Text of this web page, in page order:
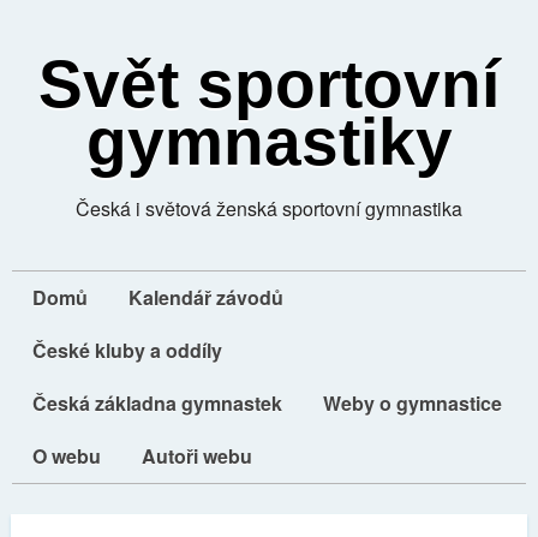
Svět sportovní
gymnastiky
Česká i světová ženská sportovní gymnastika
Domů
Kalendář závodů
České kluby a oddíly
Česká základna gymnastek
Weby o gymnastice
O webu
Autoři webu